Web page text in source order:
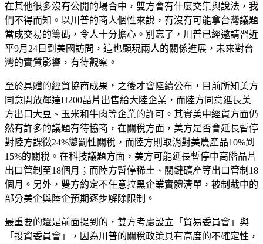
在其他很多沒有公開的場合中，雙方會有什麼交集與說法，我
們不得而知。以川普的商人個性來說，有沒有可能拿台灣議題
當成交易的籌碼，令人十分擔心。別忘了，川普已經邀請習近
平9月24日到美國訪問，這也顯現兩人的關係進展，未來對台
灣的實質影響，有待觀察。
至於具體的經貿協商成果，之後才會陸續公布，目前所知美方
同意開放輝達H200晶片出售給大陸企業，而陸方同意延長美
方出口大豆、玉米和牛肉等企業的許可。其實美中經貿方面仍
然有許多的議題有待協商，在關稅方面，美方是否會延長暫停
對陸方課徵24%懲罰性關稅，而陸方則取消對美農產品10%到
15%的關稅。在科技議題方面，美方可能延長暫停中高階晶片
出口管制至18個月；而陸方暫停稀土、關鍵礦產等出口管制18
個月。另外，雙方約定不任意拉黑企業實體清單，被制裁中的
部分美企與陸企預期逐步解除限制。
最重要的還是前面提到的，雙方考慮設立「貿易委員會」與
「投資委員會」，因為川普的關稅政策具有高度的不確定性，